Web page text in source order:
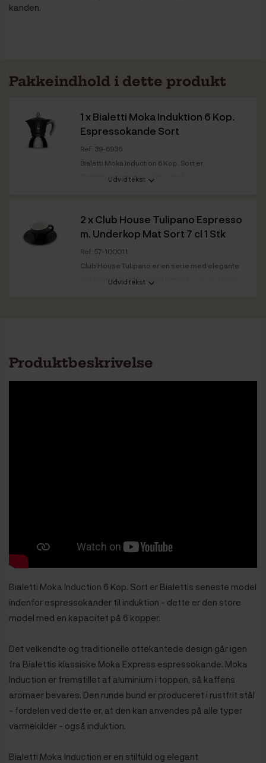
kanden.
Pakkeindhold i dette produkt
1 xBialetti Moka Induktion 6 Kop.
Espressokande Sort
Ref: 39-6936
Bialetti Moka Induction 6 Kop. Sort er
Bialettis seneste model indenfor
Farve
Sort
Udvid tekst
2 xClub House Tulipano Espresso
m. Underkop Mat Sort 7 cl 1 Stk
Ref: 57-100011
Club House Tulipano er en serie med elegante
porcelænskopper af høj kvalitet, som er skabt
Udvid tekst
Produktbeskrivelse
Bialetti Moka Induction 6 Kop. Sort er Bialettis seneste model
indenfor espressokander til induktion - dette er den store
model med en kapacitet på 6 kopper.
Det velkendte og traditionelle ottekantede design går igen
fra Bialettis klassiske Moka Express espressokande. Moka
Induction er fremstillet af aluminium i toppen, så kaffens
aromaer bevares. Den runde bund er produceret i rustfrit stål
- fordelen ved dette er, at den kan anvendes på alle typer
varmekilder - også induktion.
Bialetti Moka Induction er en stilfuld og elegant